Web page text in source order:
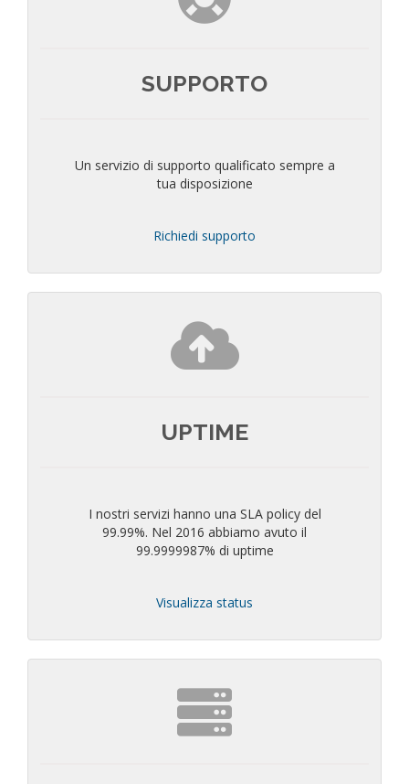
SUPPORTO
Un servizio di supporto qualificato sempre a
tua disposizione
Richiedi supporto
UPTIME
I nostri servizi hanno una SLA policy del
99.99%. Nel 2016 abbiamo avuto il
99.9999987% di uptime
Visualizza status